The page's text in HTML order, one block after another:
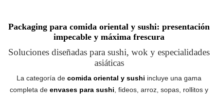
Packaging para comida oriental y sushi: presentación
impecable y máxima frescura
Soluciones diseñadas para sushi, wok y especialidades
asiáticas
La categoría de comida oriental y sushi incluye una gama
completa de envases para sushi , fideos, arroz, sopas, rollitos y